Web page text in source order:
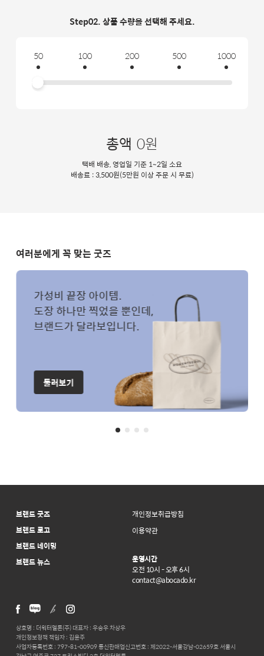
Step02. 상품 수량을 선택해 주세요.
50 100 200 500 1000
총액 0원
택배 배송, 영업일 기준 1~2일 소요
배송료 : 3,500원(5만원 이상 주문 시 무료)
여러분에게 꼭 맞는 굿즈
가성비 끝장 아이템.
도장 하나만 찍었을 뿐인데,
브랜드가 달라보입니다.
둘러보기
브랜드 굿즈
브랜드 로고
브랜드 네이밍
브랜드 뉴스
개인정보취급방침
이용약관
운영시간
오전 10시 - 오후 6시
contact@abocado.kr
상호명 : 더워터멜론(주) 대표자 : 우승우 차상우
개인정보정책 책임자 : 김윤주
사업자등록번호 : 797-81-00909 통신판매업신고번호 : 제2022-서울강남-02659호 서울시